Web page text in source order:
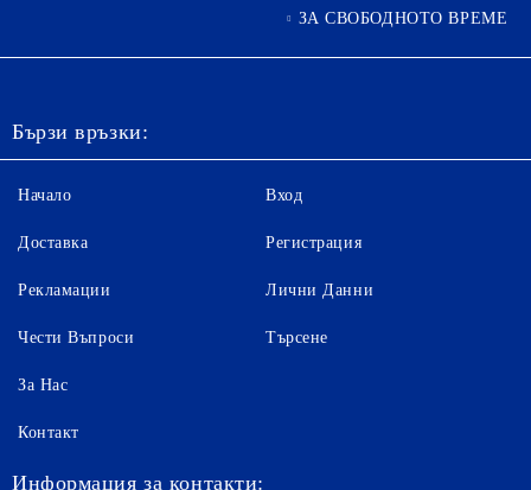
ЗА СВОБОДНОТО ВРЕМЕ
Бързи връзки:
Начало
Доставка
Рекламации
Чести Въпроси
Вход
Регистрация
Лични Данни
Търсене
За Нас
Контакт
Информация за контакти: